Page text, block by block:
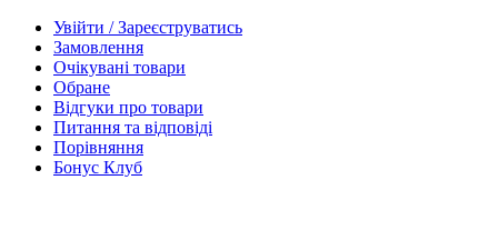
Увійти / Зареєструватись
Замовлення
Очікувані товари
Обране
Відгуки про товари
Питання та відповіді
Порівняння
Бонус Клуб